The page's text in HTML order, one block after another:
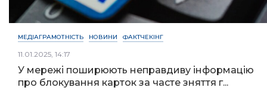
МЕДІАГРАМОТНІСТЬ НОВИНИ ФАКТЧЕКІНГ
11.01.2025, 14:17
У мережі поширюють неправдиву інформацію
про блокування карток за часте зняття г...